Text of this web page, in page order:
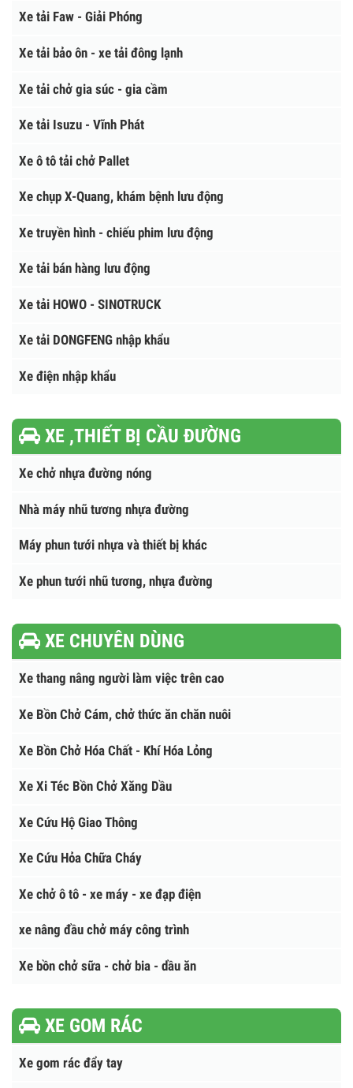
XE Ô TÔ TẢI
Xe tải Faw - Giải Phóng
Xe tải bảo ôn - xe tải đông lạnh
Xe tải chở gia súc - gia cầm
Xe tải Isuzu - Vĩnh Phát
Xe ô tô tải chở Pallet
Xe chụp X-Quang, khám bệnh lưu động
Xe truyền hình - chiếu phim lưu động
Xe tải bán hàng lưu động
Xe tải HOWO - SINOTRUCK
Xe tải DONGFENG nhập khẩu
Xe điện nhập khẩu
XE ,THIẾT BỊ CẦU ĐƯỜNG
Xe chở nhựa đường nóng
Nhà máy nhũ tương nhựa đường
Máy phun tưới nhựa và thiết bị khác
XE CHUYÊN DÙNG
xe nâng đầu chở máy công trình
Xe bồn chở sữa - chở bia - dầu ăn